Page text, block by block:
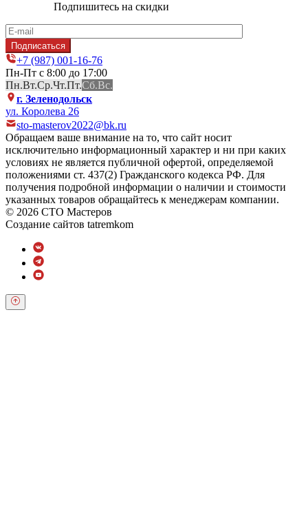
Подпишитесь на скидки
+7 (987) 001-16-76
Пн-Пт с 8:00 до 17:00
Пн.Вт.Ср.Чт.Пт.Сб.Вс.
г. Зеленодольск
ул. Королева 26
sto-masterov2022@bk.ru
Обращаем ваше внимание на то, что сайт носит
исключительно информационный характер и ни при каких
условиях не является публичной офертой, определяемой
положениями ст. 437(2) Гражданского кодекса РФ. Для
получения подробной информации о наличии и стоимости
указанных товаров обращайтесь к менеджерам компании.
© 2026 СТО Мастеров
Создание сайтов tatremkom